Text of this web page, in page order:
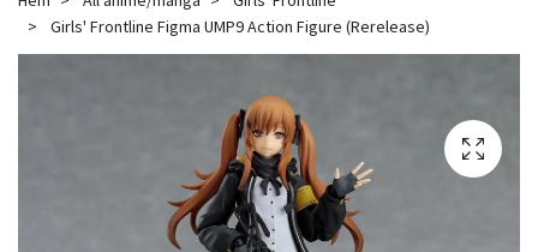
Girls' Frontline Figma UMP9 Action Figure (Rerelease)